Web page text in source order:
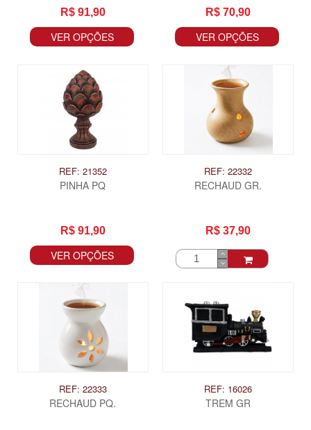
R$ 91,90
VER OPÇÕES
R$ 70,90
VER OPÇÕES
REF: 21352
PINHA PQ
R$ 91,90
VER OPÇÕES
REF: 22332
RECHAUD GR.
R$ 37,90
REF: 22333
RECHAUD PQ.
REF: 16026
TREM GR